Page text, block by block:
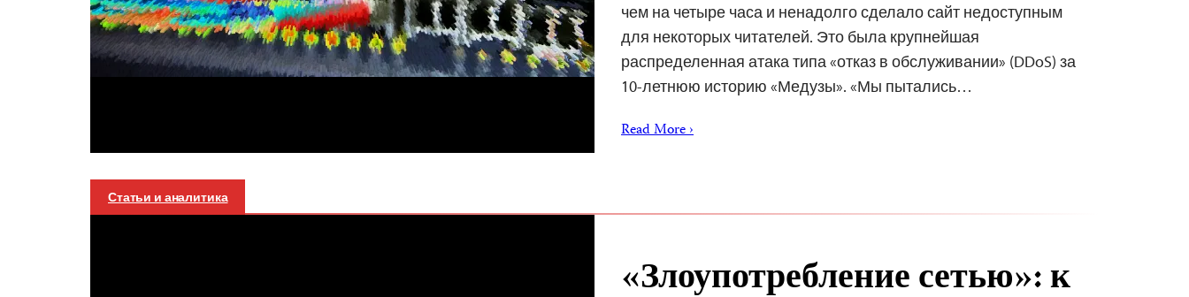
чем на четыре часа и ненадолго сделало сайт недоступным
для некоторых читателей. Это была крупнейшая
распределенная атака типа «отказ в обслуживании» (DDoS) за
10-летнюю историю «Медузы». «Мы пытались…
Read More ›
Статьи и аналитика
«Злоупотребление сетью»: к